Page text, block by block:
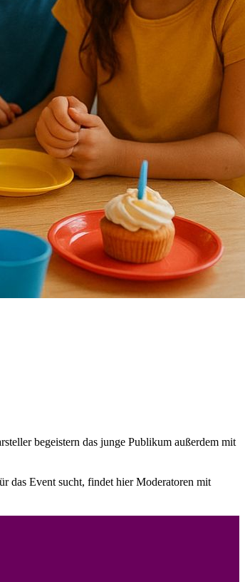
begeistern das junge Publikum außerdem mit
das Event sucht, findet hier Moderatoren mit